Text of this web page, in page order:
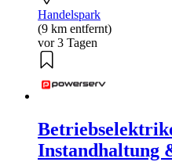
Handelspark
(9 km entfernt)
vor 3 Tagen
Instandhaltung